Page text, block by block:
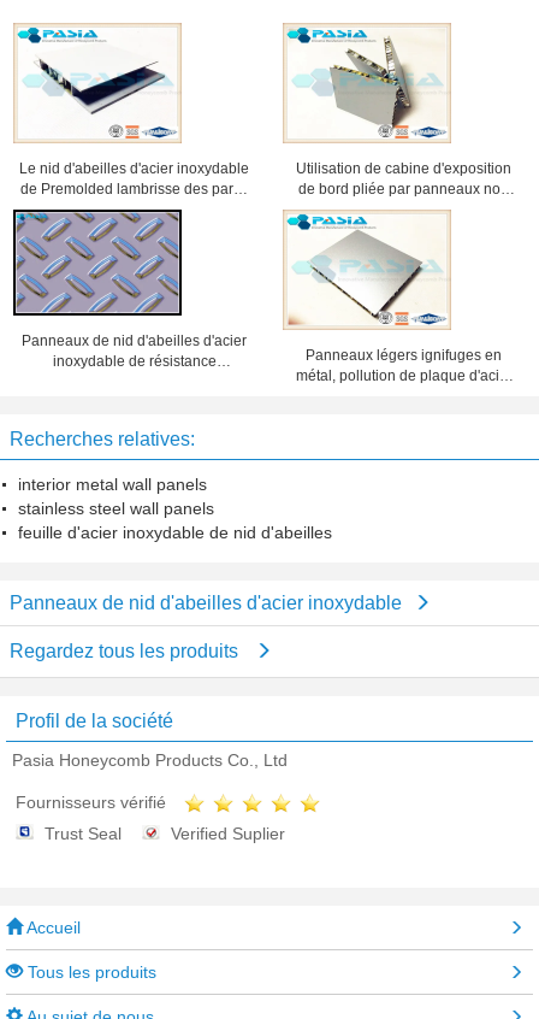
Le nid d'abeilles d'acier inoxydable
de Premolded lambrisse des partie
supérieure du comptoir pour la
décoration d'intérieur
Utilisation de cabine d'exposition
de bord pliée par panneaux non
combustibles de nid d'abeilles
d'acier inoxydable
Panneaux de nid d'abeilles d'acier
inoxydable de résistance
Panneaux légers ignifuges en
métal, pollution de plaque d'acier
Recherches relatives:
interior metal wall panels
stainless steel wall panels
feuille d'acier inoxydable de nid d'abeilles
Panneaux de nid d'abeilles d'acier inoxydable
Regardez tous les produits
Profil de la société
Pasia Honeycomb Products Co., Ltd
Fournisseurs vérifié
Trust Seal
Verified Suplier
Accueil
Tous les produits